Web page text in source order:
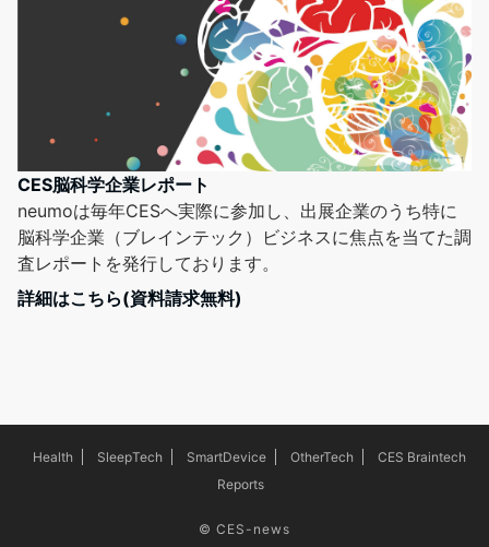
CES脳科学企業レポート
neumoは毎年CESへ実際に参加し、出展企業のうち特に
脳科学企業（ブレインテック）ビジネスに焦点を当てた調
査レポートを発行しております。
詳細はこちら(資料請求無料)
Health SleepTech SmartDevice OtherTech
CES Braintech
Reports
© CES-news